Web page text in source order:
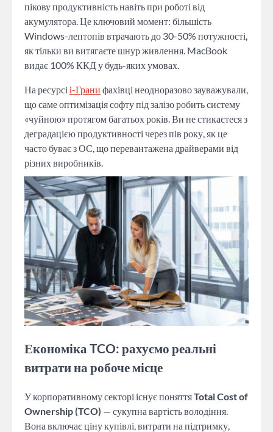
пікову продуктивність навіть при роботі від
акумулятора. Це ключовий момент: більшість
Windows-лептопів втрачають до 30-50% потужності,
як тільки ви витягаєте шнур живлення. MacBook
видає 100% ККД у будь-яких умовах.
На ресурсі i-Грани фахівці неодноразово зауважували,
що саме оптимізація софту під залізо робить систему
«чуйною» протягом багатьох років. Ви не стикаєтеся з
деградацією продуктивності через пів року, як це
часто буває з ОС, що перевантажена драйверами від
різних виробників.
Економіка TCO: рахуємо реальні
витрати на робоче місце
У корпоративному секторі існує поняттяTotal Cost of
Ownership (TCO) — сукупна вартість володіння.
Вона включає ціну купівлі, витрати на підтримку,